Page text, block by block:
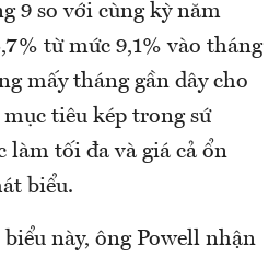
9 so với cùng kỳ năm
từ mức 9,1% vào tháng
mấy tháng gần dây cho
tiêu kép trong sứ
làm tối đa và giá cả ổn
biểu.
này, ông Powell nhận